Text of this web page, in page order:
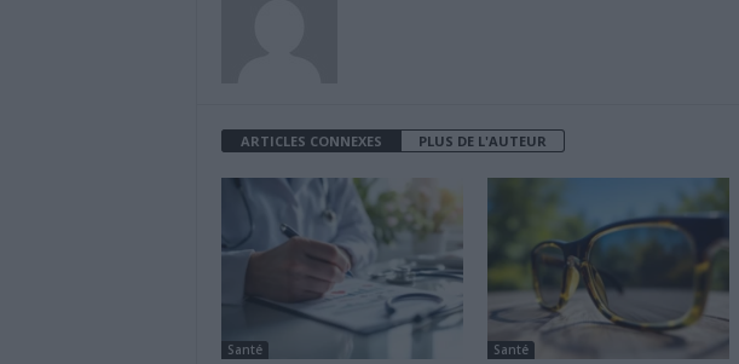
ARTICLES CONNEXES PLUS DE L'AUTEUR
Santé Santé